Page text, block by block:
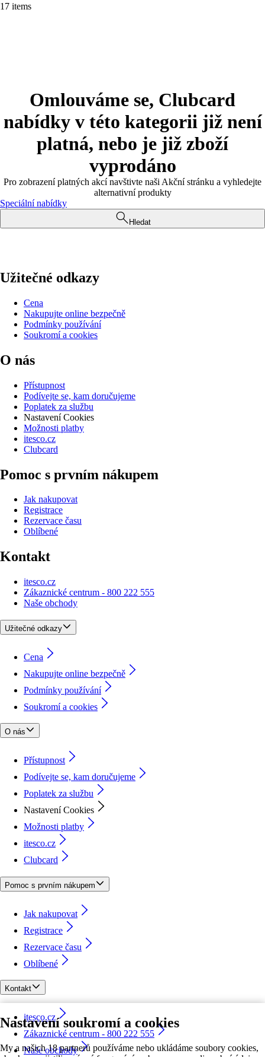
Nastavení soukromí a cookies
My a našich 18 partnerů používáme nebo ukládáme soubory cookies,
17 items
Omlouváme se, Clubcard
nabídky v této kategorii již není
platná, nebo je již zboží
vyprodáno
Pro zobrazení platných akcí navštivte naši Akční stránku a vyhledejte
alternativní produkty
Speciální nabídky
Hledat
Užitečné odkazy
Cena
Nakupujte online bezpečně
Podmínky používání
Soukromí a cookies
O nás
Přístupnost
Podívejte se, kam doručujeme
Poplatek za službu
Nastavení Cookies
Možnosti platby
itesco.cz
Clubcard
Pomoc s prvním nákupem
Jak nakupovat
Registrace
Rezervace času
Oblíbené
Kontakt
itesco.cz
Zákaznické centrum - 800 222 555
Naše obchody
Užitečné odkazy
Cena
Nakupujte online bezpečně
Podmínky používání
Soukromí a cookies
O nás
Přístupnost
Podívejte se, kam doručujeme
Poplatek za službu
Nastavení Cookies
Možnosti platby
itesco.cz
Clubcard
Pomoc s prvním nákupem
Jak nakupovat
Registrace
Rezervace času
Oblíbené
Kontakt
itesco.cz
Zákaznické centrum - 800 222 555
Naše obchody